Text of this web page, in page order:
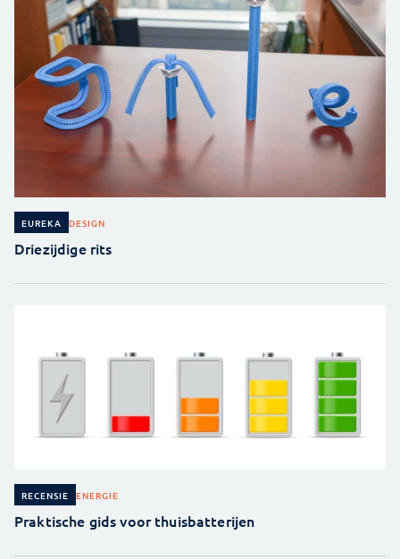
EUREKA DESIGN
Driezijdige rits
RECENSIE ENERGIE
Praktische gids voor thuisbatterijen